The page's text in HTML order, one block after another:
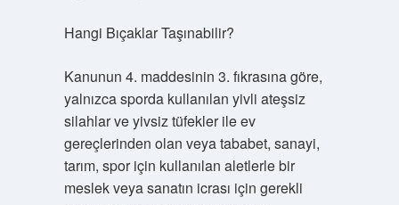
Hangi Bıçaklar Taşınabilir?
Kanunun 4. maddesinin 3. fıkrasına göre,
yalnızca sporda kullanılan yivli ateşsiz
silahlar ve yivsiz tüfekler ile ev
gereçlerinden olan veya tababet, sanayi,
tarım, spor için kullanılan aletlerle bir
meslek veya sanatın icrası için gerekli